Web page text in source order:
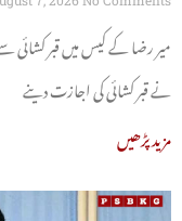
میر رضا کے کیس میں قبر
نے قبر کشائی کی اجازت دینے
مزید پڑھیں